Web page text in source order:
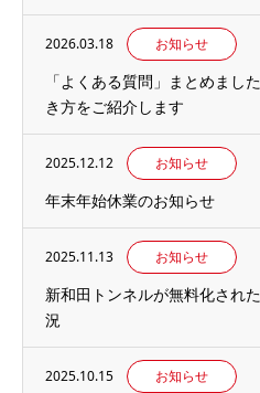
2026.03.18 お知らせ
「よくある質問」まとめまし
き方をご紹介します
2025.12.12 お知らせ
年末年始休業のお知らせ
2025.11.13 お知らせ
新和田トンネルが無料化され
況
2025.10.15 お知らせ